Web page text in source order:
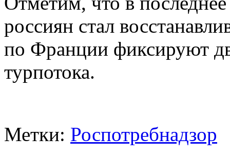
россиян стал
по Франции фиксируют
турпотока.
Метки: Роспотребнадзор